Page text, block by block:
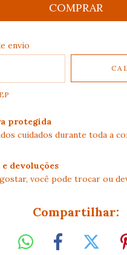
o CEP:
envio
protegida
cuidados durante toda a
devoluções
você pode trocar ou
Compartilhar: